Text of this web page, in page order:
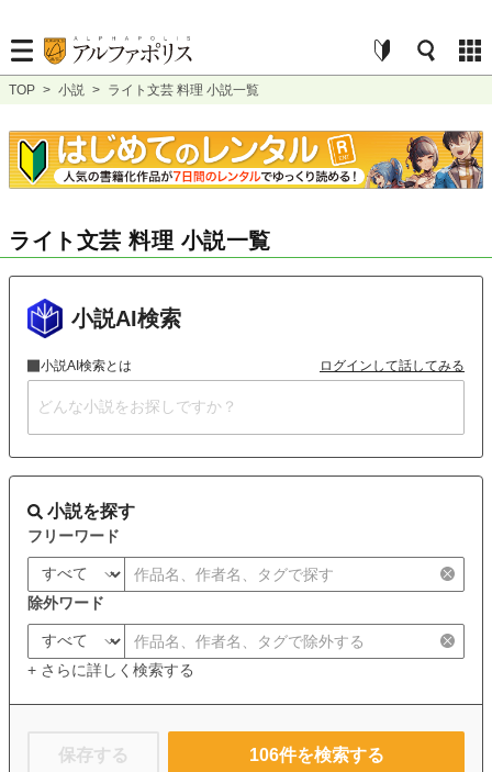
TOP > 小説 > ライト文芸 料理 小説一覧
ライト文芸 料理 小説一覧
小説AI検索
小説AI検索とは ログインして話してみる
小説を探す
フリーワード
除外ワード
+ さらに詳しく検索する
保存する 106件を検索する